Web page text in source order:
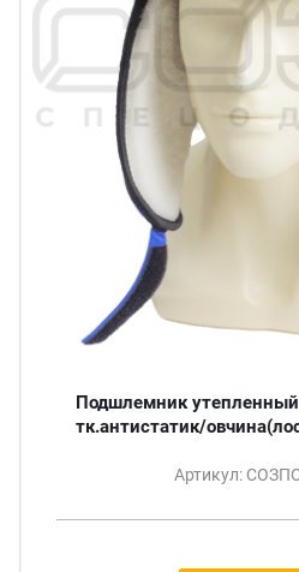
Подшлемник
тк.антистатик/
Артикул: